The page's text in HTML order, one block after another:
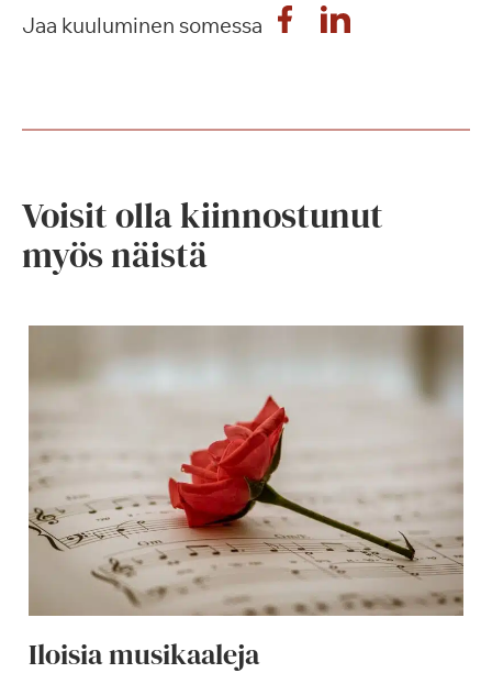
Jaa kuuluminen somessa
Voisit olla kiinnostunut
myös näistä
Iloisia musikaaleja